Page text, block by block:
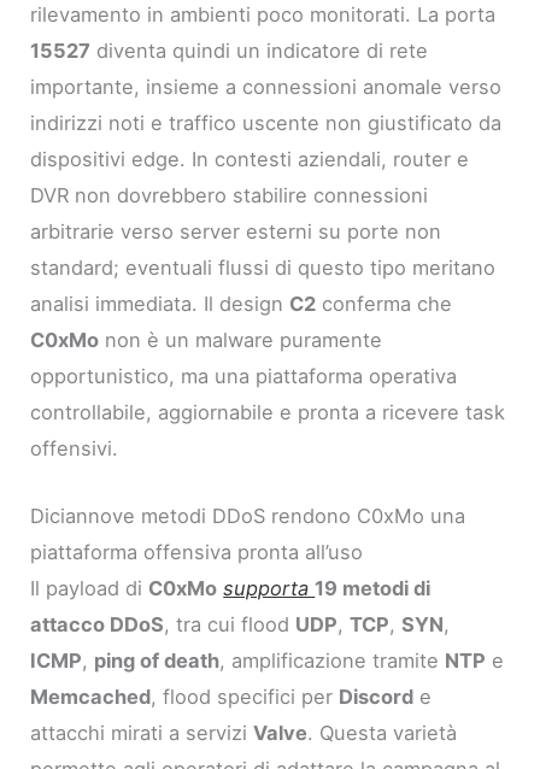
rilevamento in ambienti poco monitorati. La porta
15527 diventa quindi un indicatore di rete
importante, insieme a connessioni anomale verso
indirizzi noti e traffico uscente non giustificato da
dispositivi edge. In contesti aziendali, router e
DVR non dovrebbero stabilire connessioni
arbitrarie verso server esterni su porte non
standard; eventuali flussi di questo tipo meritano
analisi immediata. Il design C2 conferma che
C0xMo non è un malware puramente
opportunistico, ma una piattaforma operativa
controllabile, aggiornabile e pronta a ricevere task
offensivi.
Diciannove metodi DDoS rendono C0xMo una
piattaforma offensiva pronta all’uso
Il payload di C0xMo supporta 19 metodi di
attacco DDoS, tra cui flood UDP,TCP,SYN,
ICMP, ping of death, amplificazione tramite NTP e
Memcached, flood specifici per Discord e
attacchi mirati a serviziValve. Questa varietà